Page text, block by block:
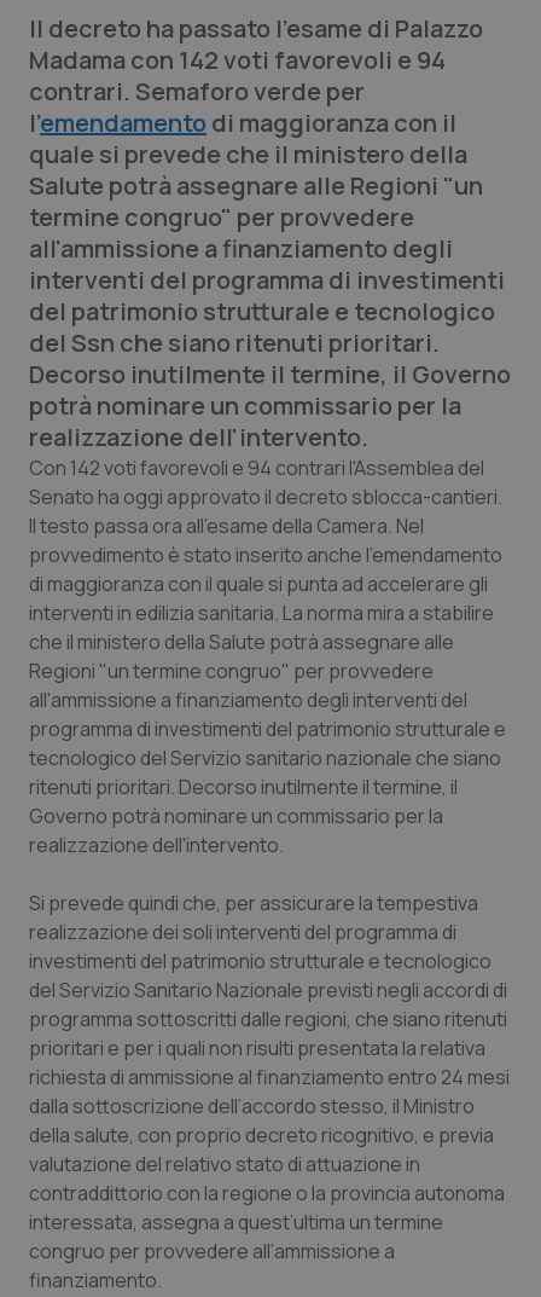
Professionisti Sanitari.AI
Abruzzo
Basilicata
Calabria
Campania
Emilia-Romagna
Friuli Venezia Giulia
Lazio
Liguria
Lombardia
Marche
Molise
Piemonte
Provincia Autonoma di Trento
Puglia
Sardegna
Sicilia
Toscana
Umbria
QS Pro Gold
Artrite & artrosi
Asma & BPCO
Car-T
Colesterolo & coronaropatie
Dermatite Atopica
Diabete & glucometri
Disturbi dell’umore
Dolore
Donna & Salute
Epatiti
HIV
Ipertensione & Scompenso
Malattie rare
Malattia di Crohn & Rettocolite Ulcerosa
Neuroscienze & patologie neurodegenerative
Obesità
Oftalmologia
QS Club Newsletter
Il decreto ha passato l'esame di Palazzo
Madama con 142 voti favorevoli e 94
contrari. Semaforo verde per
l'emendamento di maggioranza con il
quale si prevede che il ministero della
Salute potrà assegnare alle Regioni "un
termine congruo" per provvedere
all'ammissione a finanziamento degli
interventi del programma di investimenti
del patrimonio strutturale e tecnologico
del Ssn che siano ritenuti prioritari.
Decorso inutilmente il termine, il Governo
potrà nominare un commissario per la
realizzazione dell'intervento.
Con 142 voti favorevoli e 94 contrari l'Assemblea del
Senato ha oggi approvato il decreto sblocca-cantieri.
Il testo passa ora all'esame della Camera. Nel
provvedimento è stato inserito anche l'emendamento
di maggioranza con il quale si punta ad accelerare gli
interventi in edilizia sanitaria. La norma mira a stabilire
che il ministero della Salute potrà assegnare alle
Regioni "un termine congruo" per provvedere
all'ammissione a finanziamento degli interventi del
programma di investimenti del patrimonio strutturale e
tecnologico del Servizio sanitario nazionale che siano
ritenuti prioritari. Decorso inutilmente il termine, il
Governo potrà nominare un commissario per la
realizzazione dell'intervento.
Si prevede quindi che, per assicurare la tempestiva
realizzazione dei soli interventi del programma di
investimenti del patrimonio strutturale e tecnologico
del Servizio Sanitario Nazionale previsti negli accordi di
programma sottoscritti dalle regioni, che siano ritenuti
prioritari e per i quali non risulti presentata la relativa
richiesta di ammissione al finanziamento entro 24 mesi
dalla sottoscrizione dell’accordo stesso, il Ministro
della salute, con proprio decreto ricognitivo, e previa
valutazione del relativo stato di attuazione in
contraddittorio con la regione o la provincia autonoma
interessata, assegna a quest’ultima un termine
congruo per provvedere all’ammissione a
finanziamento.